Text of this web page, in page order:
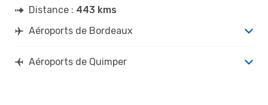
Distance : 443 kms
Aéroports de Bordeaux
Aéroports de Quimper